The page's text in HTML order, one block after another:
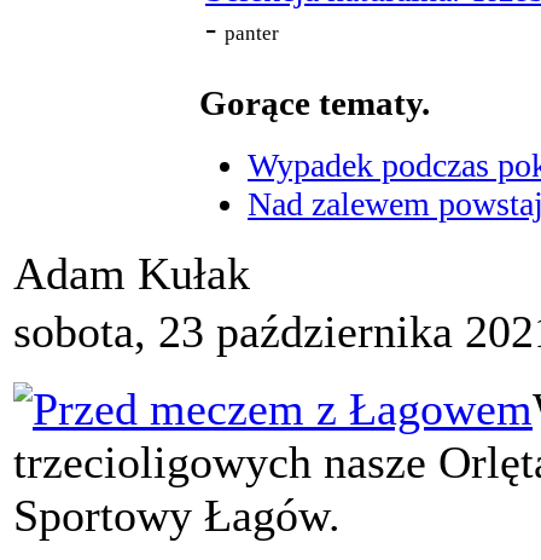
- panter
Gorące tematy.
Wypadek podczas
Nad zalewem
Adam Kułak
sobota, 23 października
trzecioligowych nasze
Sportowy Łagów.